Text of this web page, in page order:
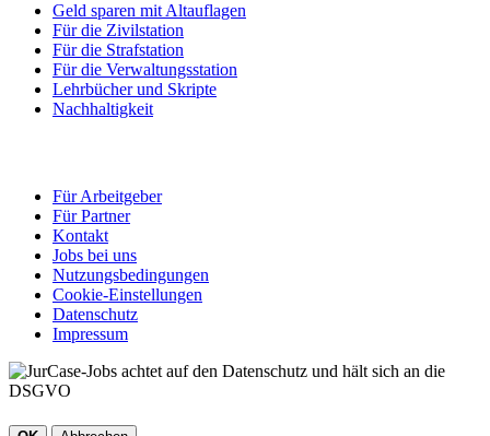
Geld sparen mit Altauflagen
Für die Zivilstation
Für die Strafstation
Für die Verwaltungsstation
Lehrbücher und Skripte
Nachhaltigkeit
Für Arbeitgeber
Für Partner
Kontakt
Jobs bei uns
Nutzungsbedingungen
Cookie-Einstellungen
Datenschutz
Impressum